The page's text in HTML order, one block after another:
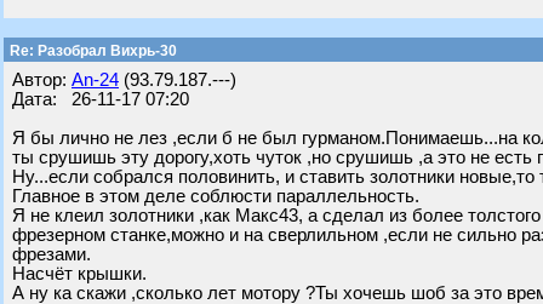
Re: Разобрал Вихрь-30
Автор: An-24 (93.79.187.---)
Дата: 26-11-17 07:20
Я бы лично не лез ,если б не был гурманом.Понимаешь...на
ты срушишь эту дорогу,хоть чуток ,но срушишь ,а это не есть
Ну...если собрался половинить, и ставить золотники
Главное в этом деле соблюсти параллельность.
Я не клеил золотники ,как Макс43, а сделал из более
фрезерном станке,можно и на сверлильном ,если не сильно
фрезами.
Насчёт крышки.
А ну ка скажи ,сколько лет мотору ?Ты хочешь шоб за это